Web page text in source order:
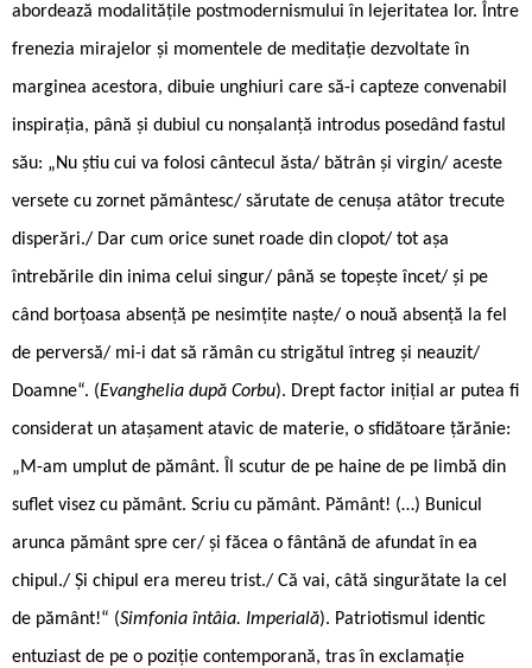
abordează modalitățile postmodernismului în lejeritatea lor. Între
frenezia mirajelor și momentele de meditație dezvoltate în
marginea acestora, dibuie unghiuri care să-i capteze convenabil
inspirația, până și dubiul cu nonșalanță introdus posedând fastul
său: „Nu știu cui va folosi cântecul ăsta/ bătrân și virgin/ aceste
versete cu zornet pământesc/ sărutate de cenușa atâtor trecute
disperări./ Dar cum orice sunet roade din clopot/ tot așa
întrebările din inima celui singur/ până se topește încet/ și pe
când borțoasa absență pe nesimțite naște/ o nouă absență la fel
de perversă/ mi-i dat să rămân cu strigătul întreg și neauzit/
Doamne“. (Evanghelia după Corbu). Drept factor inițial ar putea fi
considerat un atașament atavic de materie, o sfidătoare țărănie:
„M-am umplut de pământ. Îl scutur de pe haine de pe limbă din
suflet visez cu pământ. Scriu cu pământ. Pământ! (…) Bunicul
arunca pământ spre cer/ și făcea o fântână de afundat în ea
chipul./ Și chipul era mereu trist./ Că vai, câtă singurătate la cel
de pământ!“ (Simfonia întâia. Imperială). Patriotismul identic
entuziast de pe o poziție contemporană, tras în exclamație